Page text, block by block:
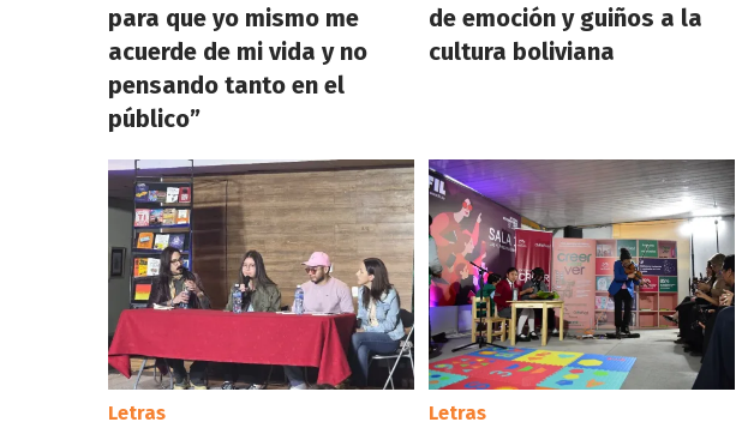
para que yo mismo me
acuerde de mi vida y no
pensando tanto en el
público”
de emoción y guiños a la
cultura boliviana
Letras Letras